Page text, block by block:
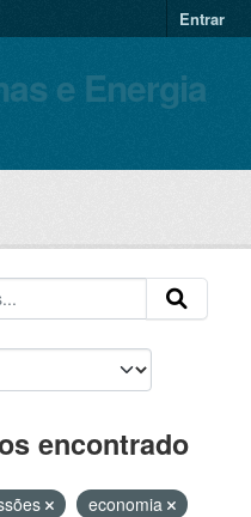
Entrar
e Energia
encontrado
economia